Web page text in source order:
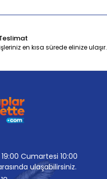
Teslimat
en kısa sürede elinize ulaşır.
Cumartesi 10:00
ulaşabilirsiniz.